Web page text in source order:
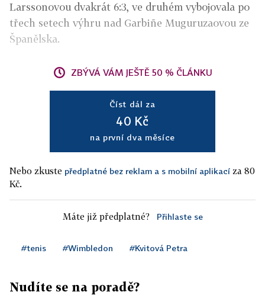
Larssonovou dvakrát 6:3, ve druhém vybojovala po
třech setech výhru nad Garbiñe Muguruzaovou ze
Španělska.
ZBÝVÁ VÁM JEŠTĚ 50 % ČLÁNKU
Číst dál za
40 Kč
na první dva měsíce
Nebo zkuste předplatné bez reklam a s mobilní aplikací za 80
Kč.
Máte již předplatné? Přihlaste se
#tenis #Wimbledon #Kvitová Petra
Nudíte se na poradě?